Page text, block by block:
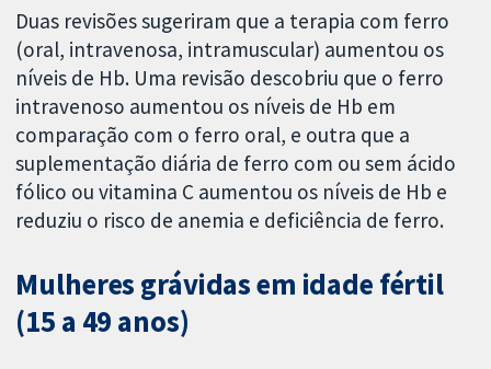
Duas revisões sugeriram que a terapia com ferro
(oral, intravenosa, intramuscular) aumentou os
níveis de Hb. Uma revisão descobriu que o ferro
intravenoso aumentou os níveis de Hb em
comparação com o ferro oral, e outra que a
suplementação diária de ferro com ou sem ácido
fólico ou vitamina C aumentou os níveis de Hb e
reduziu o risco de anemia e deficiência de ferro.
Mulheres grávidas em idade fértil
(15 a 49 anos)